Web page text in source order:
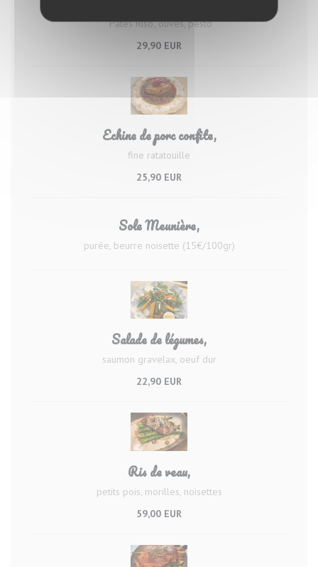
"Pates Riso", olives, pesto
29,90 EUR
Echine de porc confite,
fine ratatouille
25,90 EUR
Sole Meunière,
purée, beurre noisette (15€/100gr)
Salade de légumes,
saumon gravelax, oeuf dur
22,90 EUR
Ris de veau,
petits pois, morilles, noisettes
59,00 EUR